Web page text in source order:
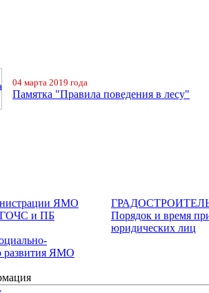
04 марта 2019 года
Памятка "Правила поведения в лесу"
ЯМО
и ПБ
Порядок и время
юридических лиц
развития ЯМО